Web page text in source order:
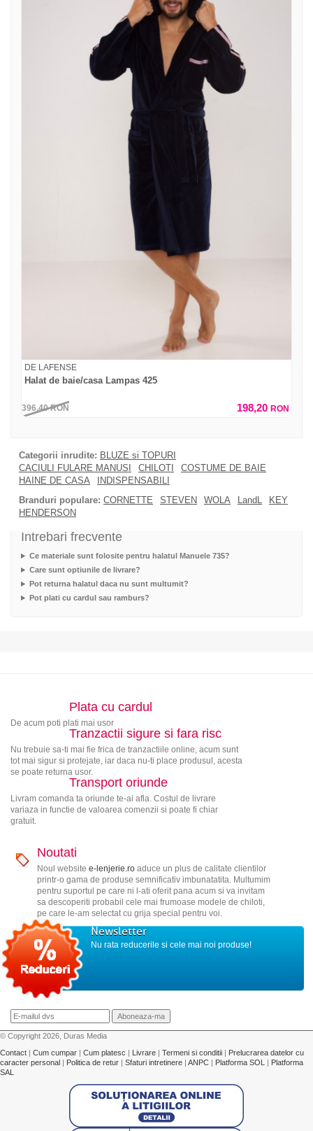
DE LAFENSE
Halat de baie/casa Lampas 425
396,40RON 198,20 RON
Categorii inrudite: BLUZE si TOPURI
CACIULI FULARE MANUSI
CHILOTI
COSTUME DE BAIE
HAINE DE CASA
INDISPENSABILI
Branduri populare: CORNETTE STEVEN WOLA LandL
KEY
HENDERSON
Intrebari frecvente
Ce materiale sunt folosite pentru halatul Manuele 735?
Care sunt optiunile de livrare?
Pot returna halatul daca nu sunt multumit?
Pot plati cu cardul sau ramburs?
Plata cu cardul
De acum poti plati mai usor
Tranzactii sigure si fara risc
Nu trebuie sa-ti mai fie frica de tranzactiile online, acum sunt
tot mai sigur si protejate, iar daca nu-ti place produsul, acesta
se poate returna usor.
Transport oriunde
Livram comanda ta oriunde te-ai afla. Costul de livrare
variaza in functie de valoarea comenzii si poate fi chiar
gratuit.
Noutati
Noul website e-lenjerie.roaduce un plus de calitate clientilor
printr-o gama de produse semnificativ imbunatatita. Multumim
pentru suportul pe care ni l-ati oferit pana acum si va invitam
sa descoperiti probabil cele mai frumoase modele de chiloti,
pe care le-am selectat cu grija special pentru voi.
Newsletter
Nu rata reducerile si cele mai noi produse!
© Copyright 2026, Duras Media
Contact | Cum cumpar | Cum platesc | Livrare | Termeni si conditii | Prelucrarea datelor cu
caracter personal | Politica de retur | Sfaturi intretinere | ANPC | Platforma SOL | Platforma
SAL